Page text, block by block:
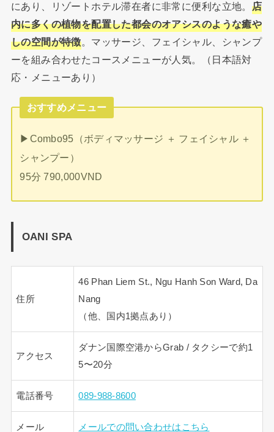
にあり、リゾートホテル滞在者に非常に便利な立地。 店
内に多くの植物を配置した都会のオアシスのような癒や
しの空間が特徴。マッサージ、フェイシャル、シャンプ
ーを組み合わせたコースメニューが人気。（日本語対
応・メニューあり）
おすすめメニュー
▶︎Combo95（ボディマッサージ ＋ フェイシャル ＋
シャンプー）
95分 790,000VND
OANI SPA
住所
46 Phan Liem St., Ngu Hanh Son Ward, Da
Nang
（他、国内1拠点あり）
アクセス
ダナン国際空港からGrab / タクシーで約1
5〜20分
電話番号 089-988-8600
メール メールでの問い合わせはこちら